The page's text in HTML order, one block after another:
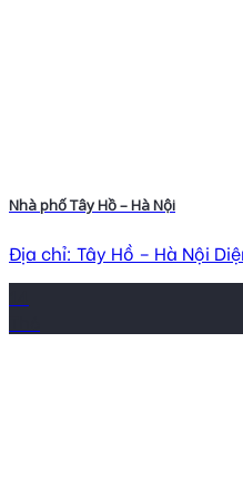
Nhà phố Tây Hồ – Hà Nội
Địa chỉ: Tây Hồ – Hà Nội